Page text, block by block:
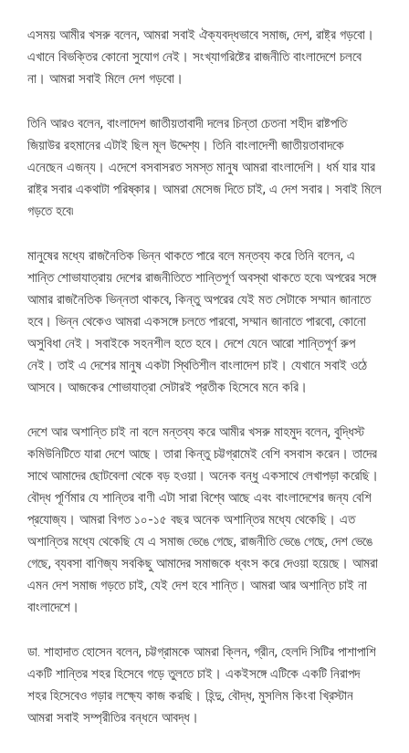
এসময় আমীর খসরু বলেন, আমরা সবাই ঐক্যবদ্ধভাবে সমাজ, দেশ, রাষ্ট্র গড়বো।
এখানে বিভক্তির কোনো সুযোগ নেই। সংখ্যাগরিষ্টের রাজনীতি বাংলাদেশে চলবে
না। আমরা সবাই মিলে দেশ গড়বো।
তিনি আরও বলেন, বাংলাদেশ জাতীয়তাবাদী দলের চিন্তা চেতনা শহীদ রাষ্টপতি
জিয়াউর রহমানের এটাই ছিল মূল উদ্দেশ্য। তিনি বাংলাদেশী জাতীয়তাবাদকে
এনেছেন এজন্য। এদেশে বসবাসরত সমস্ত মানুষ আমরা বাংলাদেশি। ধর্ম যার যার
রাষ্ট্র সবার একথাটা পরিষ্কার। আমরা মেসেজ দিতে চাই, এ দেশ সবার। সবাই মিলে
গড়তে হবে৷
মানুষের মধ্যে রাজনৈতিক ভিন্ন থাকতে পারে বলে মন্তব্য করে তিনি বলেন, এ
শান্তি শোভাযাত্রায় দেশের রাজনীতিতে শান্তিপূর্ণ অবস্থা থাকতে হবে৷ অপরের সঙ্গে
আমার রাজনৈতিক ভিন্নতা থাকবে, কিন্তু অপরের যেই মত সেটাকে সম্মান জানাতে
হবে। ভিন্ন থেকেও আমরা একসঙ্গে চলতে পারবো, সম্মান জানাতে পারবো, কোনো
অসুবিধা নেই। সবাইকে সহনশীল হতে হবে। দেশে যেনে আরো শান্তিপূর্ণ রুপ
নেই। তাই এ দেশের মানুষ একটা স্থিতিশীল বাংলাদেশ চাই। যেখানে সবাই ওঠে
আসবে। আজকের শোভাযাত্রা সেটারই প্রতীক হিসেবে মনে করি।
দেশে আর অশান্তি চাই না বলে মন্তব্য করে আমীর খসরু মাহমুদ বলেন, বুদ্ধিস্ট
কমিউনিটিতে যারা দেশে আছে। তারা কিন্তু চট্টগ্রামেই বেশি বসবাস করেন। তাদের
সাথে আমাদের ছোটবেলা থেকে বড় হওয়া। অনেক বন্ধু একসাথে লেখাপড়া করেছি।
বৌদ্ধ পূর্ণিমার যে শান্তির বাণী এটা সারা বিশ্বে আছে এবং বাংলাদেশের জন্য বেশি
প্রযোজ্য। আমরা বিগত ১০-১৫ বছর অনেক অশান্তির মধ্যে থেকেছি। এত
অশান্তির মধ্যে থেকেছি যে এ সমাজ ভেঙে গেছে, রাজনীতি ভেঙে গেছে, দেশ ভেঙে
গেছে, ব্যবসা বাণিজ্য সবকিছু আমাদের সমাজকে ধ্বংস করে দেওয়া হয়েছে। আমরা
এমন দেশ সমাজ গড়তে চাই, যেই দেশ হবে শান্তি। আমরা আর অশান্তি চাই না
বাংলাদেশে।
ডা. শাহাদাত হোসেন বলেন, চট্টগ্রামকে আমরা ক্লিন, গ্রীন, হেলদি সিটির পাশাপাশি
একটি শান্তির শহর হিসেবে গড়ে তুলতে চাই। একইসঙ্গে এটিকে একটি নিরাপদ
শহর হিসেবেও গড়ার লক্ষ্যে কাজ করছি। হিন্দু, বৌদ্ধ, মুসলিম কিংবা খ্রিস্টান
আমরা সবাই সম্প্রীতির বন্ধনে আবদ্ধ।